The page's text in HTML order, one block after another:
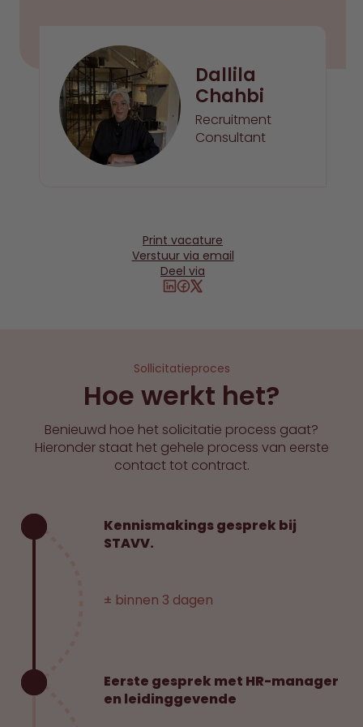
Dallila
Chahbi
Recruitment
Consultant
Print vacature
Verstuur via email
Deel via
Sollicitatieproces
Hoe werkt het?
Benieuwd hoe het solicitatie process gaat?
Hieronder staat het gehele process van eerste
contact tot contract.
± binnen 3 dagen
Kennismakings gesprek bij
STAVV.
Eerste gesprek met HR-manager
en leidinggevende